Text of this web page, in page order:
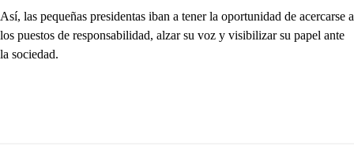
Así, las pequeñas presidentas iban a tener la oportunidad de acercarse a
los puestos de responsabilidad, alzar su voz y visibilizar su papel ante
la sociedad.